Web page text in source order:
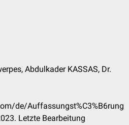
Abdulkader KASSAS, Dr.
de/Auffassungst%C3%B6rung
Letzte Bearbeitung